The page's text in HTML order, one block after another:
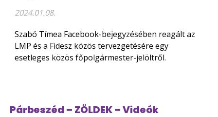
2024.01.08.
Szabó Tímea Facebook-bejegyzésében reagált az
LMP és a Fidesz közös tervezgetésére egy
esetleges közös főpolgármester-jelöltről.
Párbeszéd – ZÖLDEK – Videók